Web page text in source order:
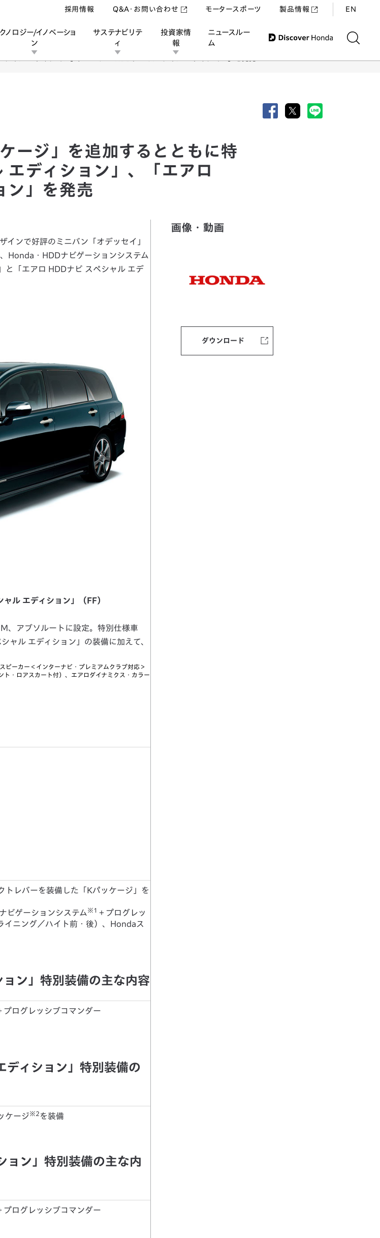
ノロジー/イノベーショ
ン
サステナビリテ
ィ
投資家情
報
ニュースルー
ム
採用情報 Q&A・お問い合わせ モータースポーツ 製品情報 EN
ージ」を追加するとともに特
ディション」、「エアロ
ン」を発売
ンで好評のミニバン「オデッセイ」
Honda・HDDナビゲーションシステム
と「エアロ HDDナビ スペシャル エデ
ル エディション」（FF）
、アブソルートに設定。特別仕様車
ャル エディション」の装備に加えて、
ーカー＜インターナビ・プレミアムクラブ対応＞
・ロアスカート付）、エアロダイナミクス・カラー
トレバーを装備した「Kパッケージ」を
ビゲーションシステム ※1 ＋プログレッ
イニング／ハイト前・後）、Hondaス
ン」特別装備の主な内容
プログレッシブコマンダー
ディション」特別装備の
ケージ※2 を装備
ョン」特別装備の主な内
プログレッシブコマンダー
画像・動画
ダウンロード